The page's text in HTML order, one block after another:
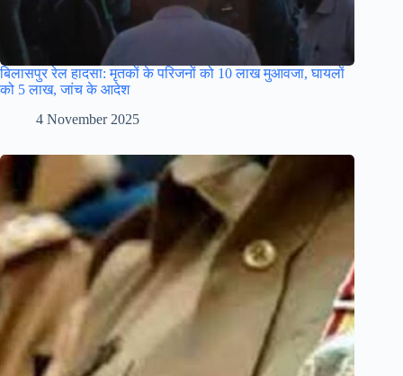
बिलासपुर रेल हादसा: मृतकों के परिजनों को 10 लाख मुआवजा, घायलों
को 5 लाख, जांच के आदेश
4 November 2025